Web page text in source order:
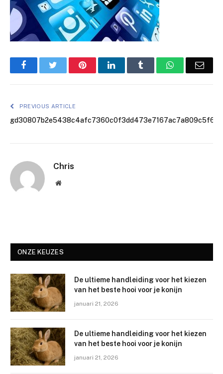
FacebookTwitter PinterestLinkedIn Tumblr WhatsApp
PREVIOUS ARTICLE
Chris
Website
ONZE KEUZES
De ultieme handleiding voor het kiezen
van het beste hooi voor je konijn
januari 21, 2026
De ultieme handleiding voor het kiezen
van het beste hooi voor je konijn
januari 21, 2026